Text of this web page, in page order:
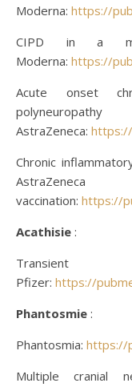
Moderna: https://
CIPD in a
Moderna: https://
Acute onset
AstraZeneca:
Chronic
AstraZeneca
vaccination: https://
Acathisie :
Pfizer: https://
Phantosmie :
Phantosmia: https://
Multiple cranial